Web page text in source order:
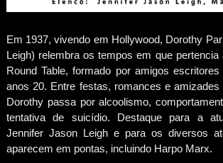
Em 1937, vivendo em Hollywood, Dorothy
Leigh) relembra os tempos em que pertencia
Round Table, formado por amigos
anos 20. Entre festas, romances e
Dorothy passa por alcoolismo,
tentativa de suicídio. Destaque para a
Jennifer Jason Leigh e para os diversos
aparecem em pontas, incluindo Harpo Marx.